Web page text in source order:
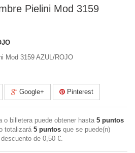
Pielini Mod 3159
Mod 3159 AZUL/ROJO
Google+ Pinterest
o billetera puede obtener hasta 5 puntos
totalizará 5 puntos que se puede(n)
de 0,50 €.